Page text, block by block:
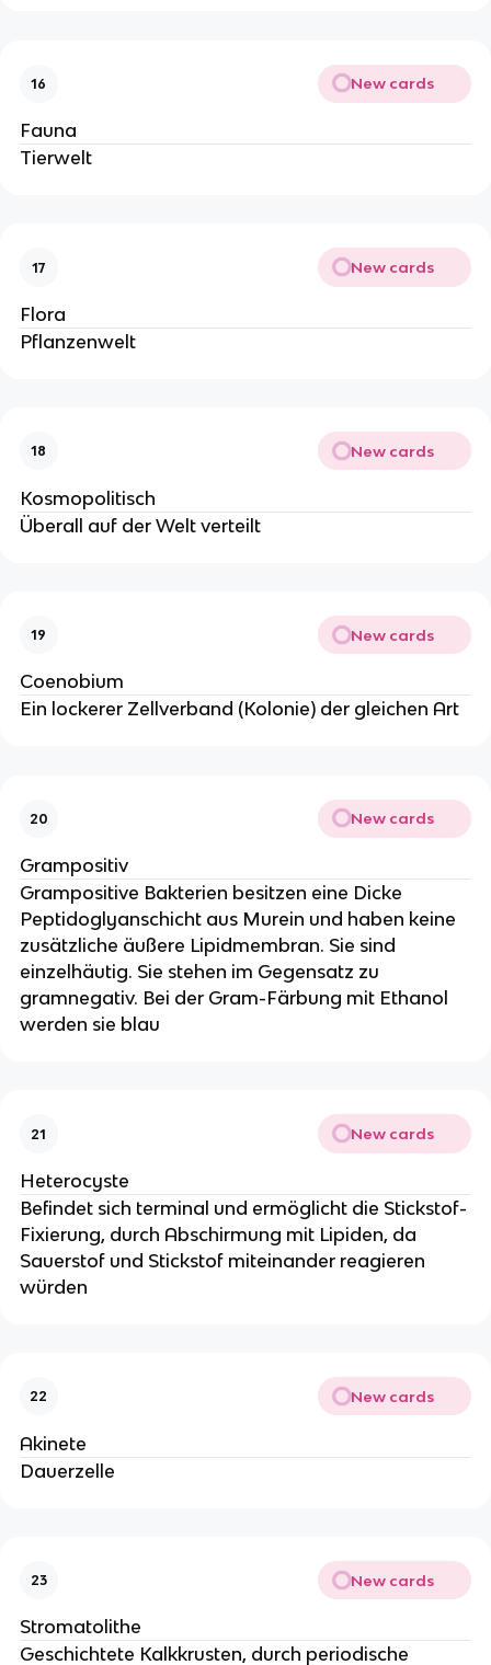
16 New cards
Fauna
Tierwelt
17 New cards
Flora
Pflanzenwelt
18 New cards
Kosmopolitisch
Überall auf der Welt verteilt
19 New cards
Coenobium
Ein lockerer Zellverband (Kolonie) der gleichen Art
20 New cards
Grampositiv
Grampositive Bakterien besitzen eine Dicke
Peptidoglyanschicht aus Murein und haben keine
zusätzliche äußere Lipidmembran. Sie sind
einzelhäutig. Sie stehen im Gegensatz zu
gramnegativ. Bei der Gram-Färbung mit Ethanol
werden sie blau
21 New cards
Heterocyste
Befindet sich terminal und ermöglicht die Stickstof-
Fixierung, durch Abschirmung mit Lipiden, da
Sauerstof und Stickstof miteinander reagieren
würden
22 New cards
Akinete
Dauerzelle
23 New cards
Stromatolithe
Geschichtete Kalkkrusten, durch periodische